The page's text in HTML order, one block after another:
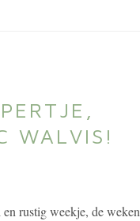
WALVIS!
rustig weekje, de weken